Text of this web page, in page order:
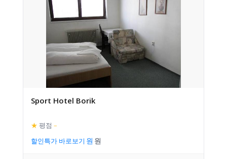
Sport Hotel Borik
★ 평점 –
할인특가 바로보기